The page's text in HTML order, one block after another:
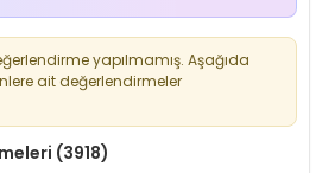
yapılmamış. Aşağıda
ait değerlendirmeler
(3918)